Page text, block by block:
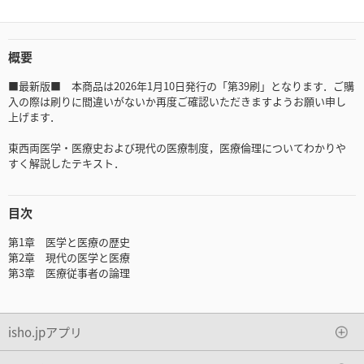
概要
■最新版■ 本商品は2026年1月10日発行の「第39刷」となります．ご購
入の際は刷りに間違いがないか再度ご確認いただきますようお願い申し
上げます．
東西両医学・医療史および現代の医療制度，医療倫理についてわかりや
すく解説したテキスト．
目次
第1章 医学と医療の歴史
第2章 現代の医学と医療
第3章 医療従事者の論理
isho.jpアプリ